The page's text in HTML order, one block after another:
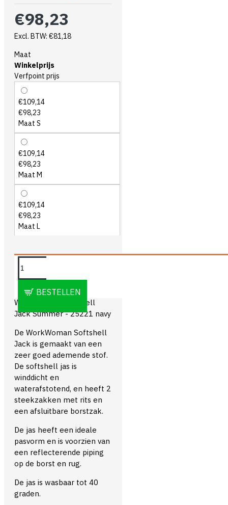
€98,23
Excl. BTW: €81,18
Maat
Winkelprijs
Verfpoint prijs
€109,14
€98,23
Maat S
€109,14
€98,23
Maat M
€109,14
€98,23
Maat L
BESTELLEN
OMSCHRIJVING
WorkWoman Softshell
Jack Summer - 25221 navy
De WorkWoman Softshell
Jack is gemaakt van een
zeer goed ademende stof.
De softshell jas is
winddicht en
waterafstotend, en heeft 2
steekzakken met rits en
een afsluitbare borstzak.
De jas heeft een ideale
pasvorm en is voorzien van
een reflecterende piping
op de borst en rug.
De jas is wasbaar tot 40
graden.